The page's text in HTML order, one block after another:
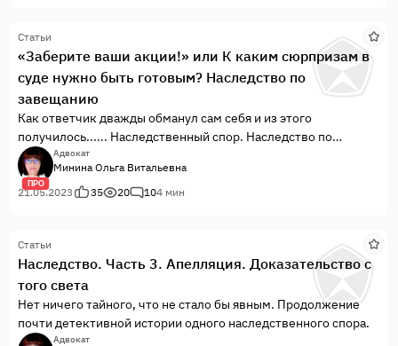
Статьи
«Заберите ваши акции!» или К каким сюрпризам в
суде нужно быть готовым? Наследство по
завещанию
Как ответчик дважды обманул сам себя и из этого
получилось...... Наследственный спор. Наследство по
завещанию.
ПРО
Адвокат
Минина Ольга Витальевна
21.05.2023
35 20 104 мин
Статьи
Наследство. Часть 3. Апелляция. Доказательство с
того света
Нет ничего тайного, что не стало бы явным. Продолжение
почти детективной истории одного наследственного спора.
Адвокат